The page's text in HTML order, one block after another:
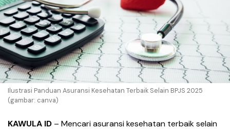
Ilustrasi Panduan Asuransi Kesehatan Terbaik Selain BPJS 2025
(gambar: canva)
KAWULA ID – Mencari asuransi kesehatan terbaik selain